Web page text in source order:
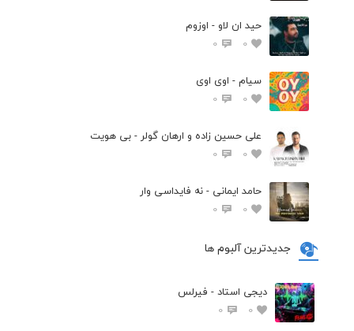
حید ان لاو - اوزوم
0
0
سیام - اوی اوی
0
0
علی حسین زاده و ارهان گولر - بی هویت
0
0
حامد ایمانی - نه فایداسی وار
0
0
جدیدترین آلبوم ها
دیجی استاد - فیرلس
0
0